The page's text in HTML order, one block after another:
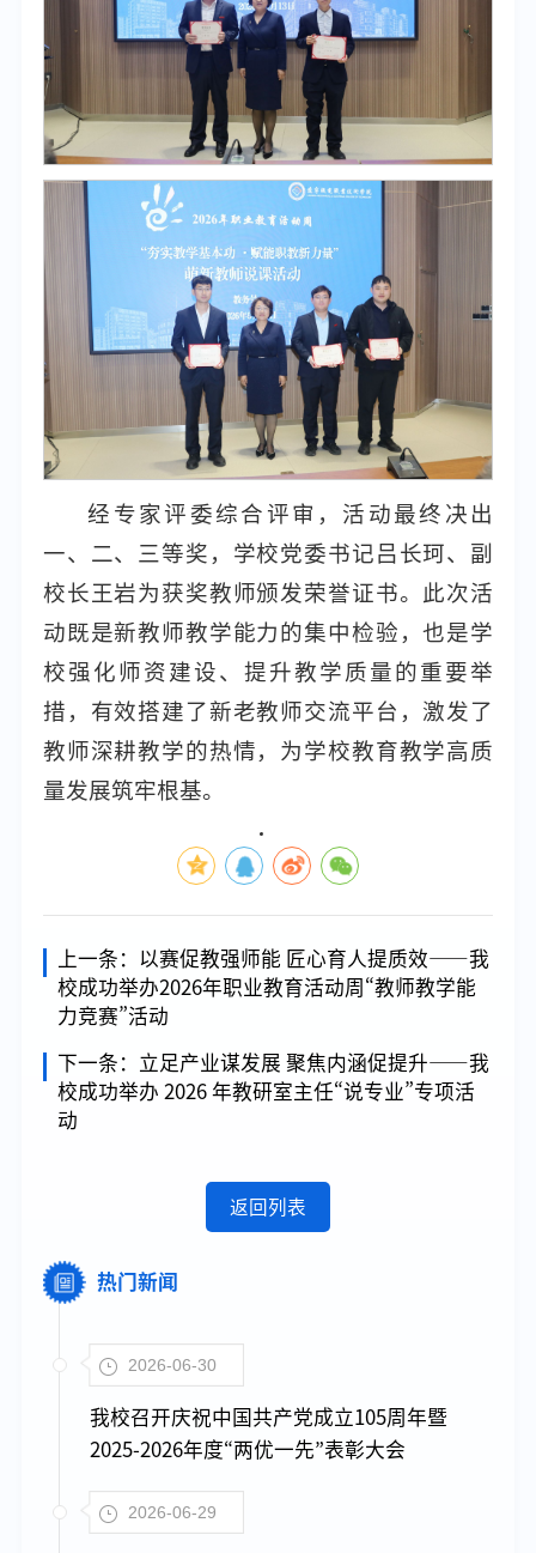
经专家评委综合评审，活动最终决出
一、二、三等奖，学校党委书记吕长珂、副
校长王岩为获奖教师颁发荣誉证书。此次活
动既是新教师教学能力的集中检验，也是学
校强化师资建设、提升教学质量的重要举
措，有效搭建了新老教师交流平台，激发了
教师深耕教学的热情，为学校教育教学高质
量发展筑牢根基。
上一条：
以赛促教强师能 匠心育人提质效——我
校成功举办2026年职业教育活动周“教师教学能
力竞赛”活动
下一条： 立足产业谋发展 聚焦内涵促提升——我
校成功举办 2026 年教研室主任“说专业”专项活
动
返回列表
热门新闻
2026-06-30
我校召开庆祝中国共产党成立105周年暨
2025-2026年度“两优一先”表彰大会
2026-06-29